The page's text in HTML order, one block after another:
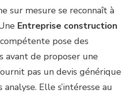
sur mesure se reconnaît à
Entreprise construction
compétente pose des
avant de proposer une
pas un devis générique
analyse. Elle s’intéresse au